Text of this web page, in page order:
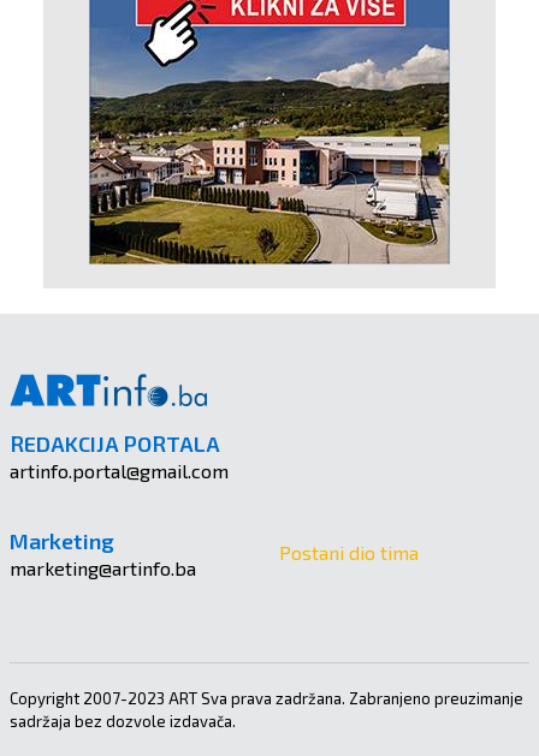
REDAKCIJA PORTALA
artinfo.portal@gmail.com
Marketing
marketing@artinfo.ba
Postani dio tima
Copyright 2007-2023 ART Sva prava zadržana. Zabranjeno preuzimanje
sadržaja bez dozvole izdavača.